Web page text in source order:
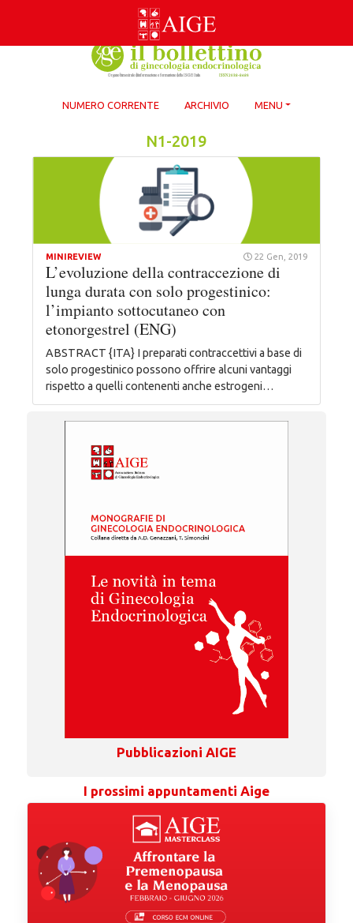
NUMERO CORRENTE ARCHIVIO MENU
N1-2019
MINIREVIEW 22 Gen, 2019
L’evoluzione della contraccezione di
lunga durata con solo progestinico:
l’impianto sottocutaneo con
etonorgestrel (ENG)
ABSTRACT {ITA} I preparati contraccettivi a base di
solo progestinico possono offrire alcuni vantaggi
rispetto a quelli contenenti anche estrogeni…
Pubblicazioni AIGE
I prossimi appuntamenti Aige